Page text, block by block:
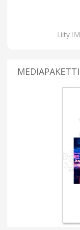
Liity
MEDIAPAKETTI